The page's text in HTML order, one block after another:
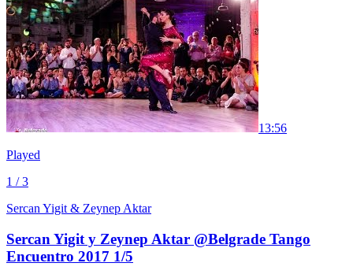
13:56
Played
1 / 3
Sercan Yigit & Zeynep Aktar
Sercan Yigit y Zeynep Aktar @Belgrade Tango
Encuentro 2017 1/5